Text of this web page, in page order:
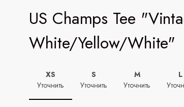
US Champs Tee
White/Yellow/White"
XS
Уточнить
S
Уточнить
M
Уточнить
L